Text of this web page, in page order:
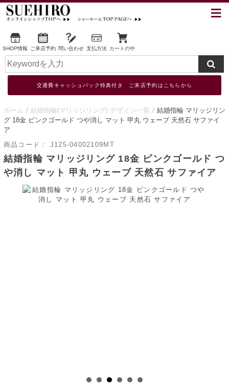
SHOP情報 ご来店予約 問い合わせ 支払方法 カートの中
交通費キャッシュバック特典付き ご来店予約はこちらから
ホーム 結婚指輪(マリッジリング) デザイン一覧
結婚指輪 マリッジリン
グ 18金 ピンクゴールド つや消し マット 甲丸 ウェーブ 天然石 サファイ
ア
商品コード：
J125-04002109MT
結婚指輪 マリッジリング 18金 ピンクゴールド つ
や消し マット 甲丸 ウェーブ 天然石 サファイア